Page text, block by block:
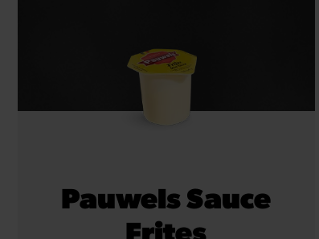
Pauwels Sauce
Frites